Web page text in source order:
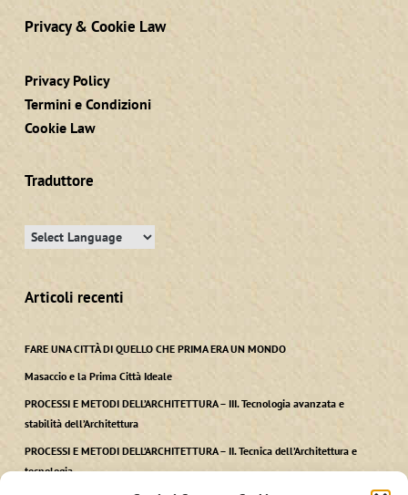
Privacy & Cookie Law
Privacy Policy
Termini e Condizioni
Cookie Law
Traduttore
Articoli recenti
FARE UNA CITTÀ DI QUELLO CHE PRIMA ERA UN MONDO
Masaccio e la Prima Città Ideale
PROCESSI E METODI DELL’ARCHITETTURA – III. Tecnologia avanzata e
stabilità dell’Architettura
PROCESSI E METODI DELL’ARCHITETTURA – II. Tecnica dell’Architettura e
tecnologia